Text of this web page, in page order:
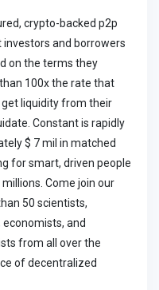
crypto-backed p2p
investors and borrowers
on the terms they
100x the rate that
liquidity from their
Constant is rapidly
$ 7 mil in matched
for smart, driven people
Come join our
50 scientists,
and
from all over the
of decentralized